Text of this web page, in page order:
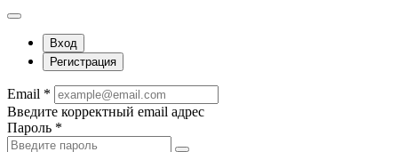
Вход
Регистрация
Email *
Введите корректный email адрес
Пароль *